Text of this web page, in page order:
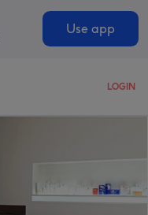
Use app
LOGIN